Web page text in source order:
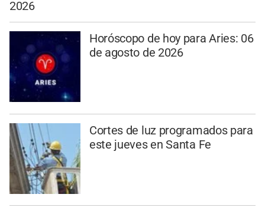
2026
Horóscopo de hoy para Aries: 06
de agosto de 2026
Cortes de luz programados para
este jueves en Santa Fe